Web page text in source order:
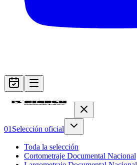
01 Selección oficial
Toda la selección
Cortometraje Documental Nacional